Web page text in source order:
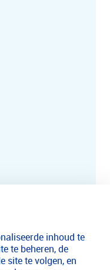
inhoud te
te beheren, de
site te volgen, en